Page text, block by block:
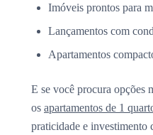
Imóveis prontos para
Lançamentos com
Apartamentos
E se você procura opções
os apartamentos de 1
praticidade e investimento